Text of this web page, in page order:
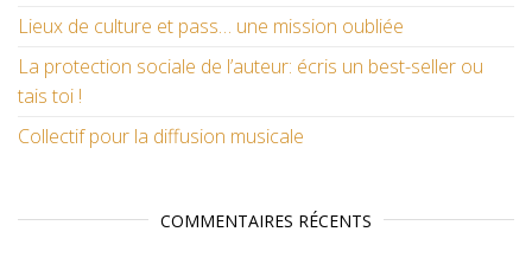
Lieux de culture et pass… une mission oubliée
La protection sociale de l’auteur: écris un best-seller ou
tais toi !
Collectif pour la diffusion musicale
COMMENTAIRES RÉCENTS